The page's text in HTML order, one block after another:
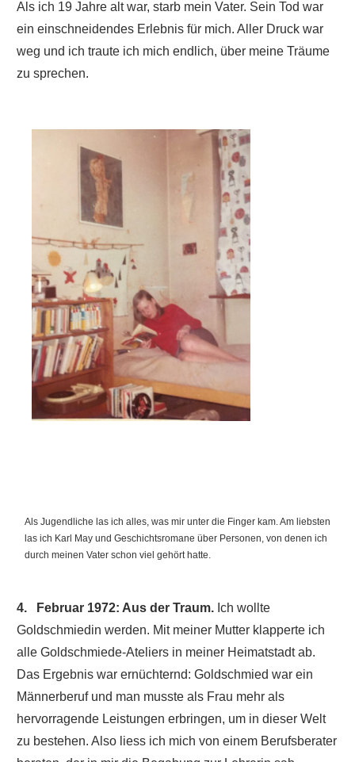
Als ich 19 Jahre alt war, starb mein Vater. Sein Tod war
ein einschneidendes Erlebnis für mich. Aller Druck war
weg und ich traute ich mich endlich, über meine Träume
zu sprechen.
Als Jugendliche las ich alles, was mir unter die Finger kam. Am liebsten
las ich Karl May und Geschichtsromane über Personen, von denen ich
durch meinen Vater schon viel gehört hatte.
4. Februar 1972: Aus der Traum. Ich wollte
Goldschmiedin werden. Mit meiner Mutter klapperte ich
alle Goldschmiede-Ateliers in meiner Heimatstadt ab.
Das Ergebnis war ernüchternd: Goldschmied war ein
Männerberuf und man musste als Frau mehr als
hervorragende Leistungen erbringen, um in dieser Welt
zu bestehen. Also liess ich mich von einem Berufsberater